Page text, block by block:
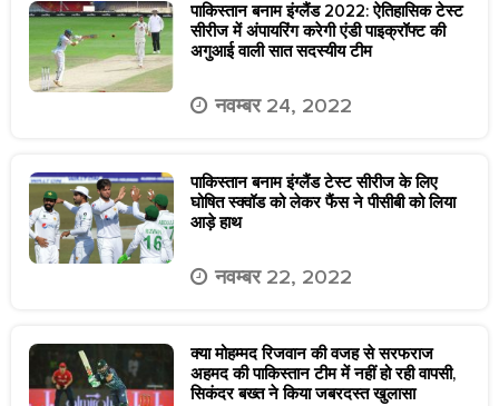
पाकिस्तान बनाम इंग्लैंड 2022: ऐतिहासिक टेस्ट
सीरीज में अंपायरिंग करेगी एंडी पाइक्रॉफ्ट की
अगुआई वाली सात सदस्यीय टीम
नवम्बर 24, 2022
पाकिस्तान बनाम इंग्लैंड टेस्ट सीरीज के लिए
घोषित स्क्वॉड को लेकर फैंस ने पीसीबी को लिया
आड़े हाथ
नवम्बर 22, 2022
क्या मोहम्मद रिजवान की वजह से सरफराज
अहमद की पाकिस्तान टीम में नहीं हो रही वापसी,
सिकंदर बख्त ने किया जबरदस्त खुलासा